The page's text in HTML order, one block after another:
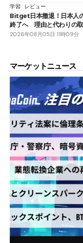
学習 レビュー
Bitget日本撤退！日本人
終了へ 理由と代わりの
2026年08月05日 11時09分
マーケットニュース